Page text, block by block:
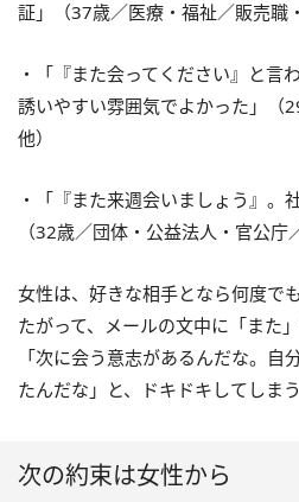
証」（37歳／医療・福祉／販売職
・「『また会ってください』と言
誘いやすい雰囲気でよかった」（
他）
・「『また来週会いましょう』。
（32歳／団体・公益法人・官公庁
女性は、好きな相手となら何度で
たがって、メールの文中に「また
「次に会う意志があるんだな。自
たんだな」と、ドキドキしてしまう
次の約束は女性から